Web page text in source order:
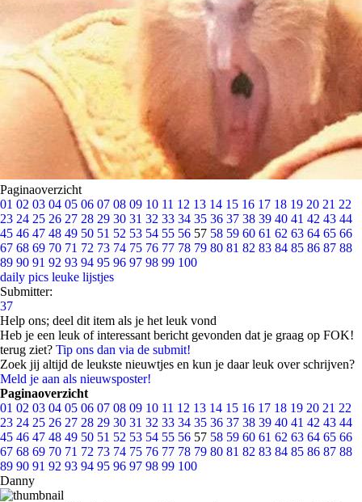
Paginaoverzicht
01 02 03 04 05 06 07 08 09 10 11 12 13 14 15 16 17 18 19 20 21 22
23 24 25 26 27 28 29 30 31 32 33 34 35 36 37 38 39 40 41 42 43 44
45 46 47 48 49 50 51 52 53 54 55 56 57 58 59 60 61 62 63 64 65 66
67 68 69 70 71 72 73 74 75 76 77 78 79 80 81 82 83 84 85 86 87 88
89 90 91 92 93 94 95 96 97 98 99 100
daily pics leuke lijstjes
Submitter:
37
Help ons; deel dit item als je het leuk vond
Heb je een leuk of interessant bericht gevonden dat je graag op FOK!
terug ziet? Tip ons dan via de submit!
Zoek jij altijd de leukste nieuwtjes en kun je daar leuk over schrijven?
Meld je aan als nieuwsposter!
Paginaoverzicht
01 02 03 04 05 06 07 08 09 10 11 12 13 14 15 16 17 18 19 20 21 22
23 24 25 26 27 28 29 30 31 32 33 34 35 36 37 38 39 40 41 42 43 44
45 46 47 48 49 50 51 52 53 54 55 56 57 58 59 60 61 62 63 64 65 66
67 68 69 70 71 72 73 74 75 76 77 78 79 80 81 82 83 84 85 86 87 88
89 90 91 92 93 94 95 96 97 98 99 100
Danny